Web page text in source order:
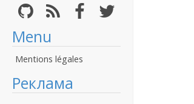
Menu
Mentions légales
Реклама